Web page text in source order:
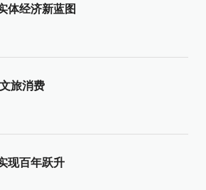
体经济新蓝图
旅消费
现百年跃升